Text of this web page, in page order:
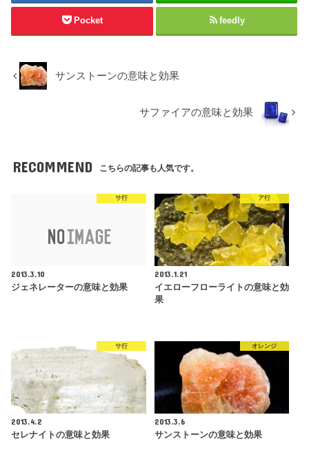
Pocket feedly
サンストーンの意味と効果
サファイアの意味と効果
RECOMMEND こちらの記事も人気です。
サ行
2013.3.10
ジェネレーターの意味と効果
ア行
2013.1.21
イエローフローライトの意味と効
果
サ行
2013.4.2
セレナイトの意味と効果
オレンジ
2013.3.6
サンストーンの意味と効果